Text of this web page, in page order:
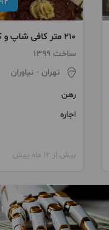
۲۱۰ متر کافی شاپ
فعال در نیاوران
ساخت 1399
تهران - نیاوران
رهن
اجاره
بیش از 12 ماه پیش